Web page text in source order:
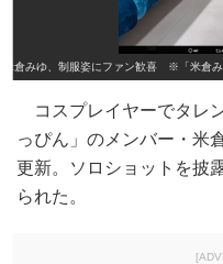
米倉みゆ、制服姿にファン歓喜 ※「米倉み
コスプレイヤーでタレ
っぴん」のメンバー・米
更新。ソロショットを披
られた。